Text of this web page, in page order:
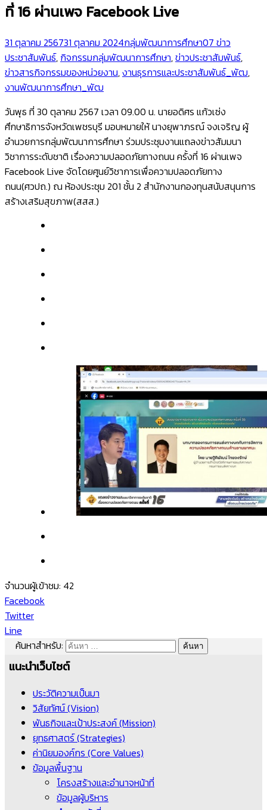
ที่ 16 ผ่านเพจ Facebook Live
31 ตุลาคม 256731 ตุลาคม 2024กลุ่มพัฒนาการศึกษา07 ข่าว
ประชาสัมพันธ์, กิจกรรมกลุ่มพัฒนาการศึกษา,ข่าวประชาสัมพันธ์,
ข่าวสารกิจกรรมของหน่วยงาน,งานธุรการและประชาสัมพันธ์_พัฒ,
งานพัฒนาการศึกษา_พัฒ
วันพุธ ที่ 30 ตุลาคม 2567 เวลา 09.00 น. นายอดิศร แก้วเซ่ง
ศึกษาธิการจังหวัดเพชรบุรี มอบหมายให้ นางยุพาภรณ์ จงเจริญ ผู้
อำนวยการกลุ่มพัฒนาการศึกษา ร่วมประชุมงานแถลงข่าวสัมมนา
วิชาการระดับชาติ เรื่องความปลอดภัยทางถนน ครั้งที่ 16 ผ่านเพจ
Facebook Live จัดโดยศูนย์วิชาการเพื่อความปลอดภัยทาง
ถนน(ศวปถ.) ณ ห้องประชุม 201 ชั้น 2 สำนักงานกองทุนสนับสนุนการ
สร้างเสริมสุขภาพ(สสส.)
จำนวนผู้เข้าชม: 42
Facebook
Twitter
Line
ค้นหาสำหรับ:
แนะนำเว็บไซต์
ประวัติความเป็นมา
วิสัยทัศน์ (Vision)
พันธกิจและเป้าประสงค์ (Mission)
ยุทธศาสตร์ (Strategies)
ค่านิยมองค์กร (Core Values)
ข้อมูลพื้นฐาน
โครงสร้างและอำนาจหน้าที่
ข้อมูลผู้บริหาร